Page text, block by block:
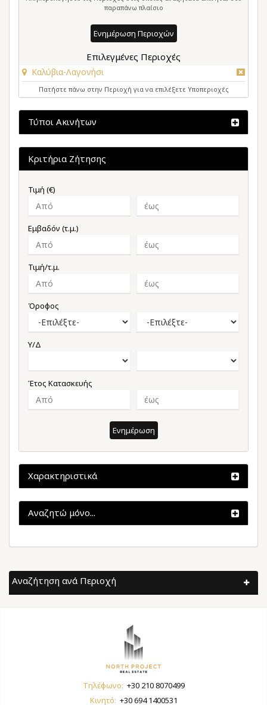
παραπάνω πλαίσιο
Ενημέρωση Περιοχών
Επιλεγμένες Περιοχές
Καλύβια-Λαγονήσι
Πατήστε πάνω στην Περιοχή για να επιλέξετε Υποπεριοχές
Τύποι Ακινήτων
Κριτήρια Ζήτησης
Τιμή (€)
Εμβαδόν (τ.μ.)
Τιμή/τ.μ.
Όροφος
Υ/Δ
Έτος Κατασκευής
Ενημέρωση
Χαρακτηριστικά
Αναζητώ μόνο...
Αναζήτηση ανά Περιοχή
Τηλέφωνο: +30 210 8070499
Κινητό: +30 694 1400531